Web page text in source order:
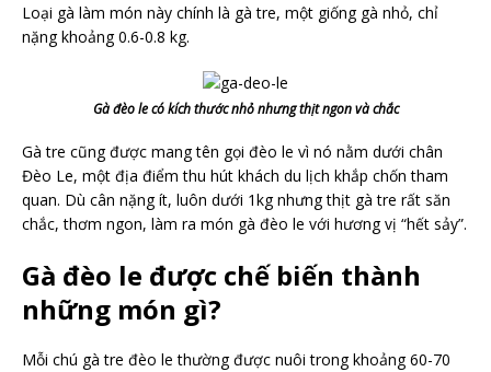
Loại gà làm món này chính là gà tre, một giống gà nhỏ, chỉ
nặng khoảng 0.6-0.8 kg.
Gà đèo le có kích thước nhỏ nhưng thịt ngon và chắc
Gà tre cũng được mang tên gọi đèo le vì nó nằm dưới chân
Đèo Le, một địa điểm thu hút khách du lịch khắp chốn tham
quan. Dù cân nặng ít, luôn dưới 1kg nhưng thịt gà tre rất săn
chắc, thơm ngon, làm ra món gà đèo le với hương vị “hết sảy”.
Gà đèo le được chế biến thành
những món gì?
Mỗi chú gà tre đèo le thường được nuôi trong khoảng 60-70